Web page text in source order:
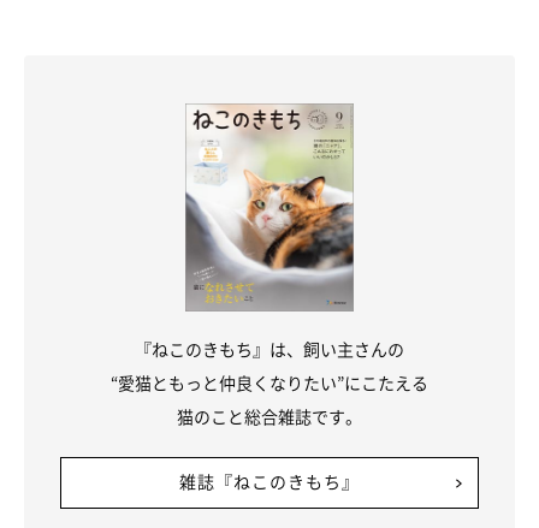
『ねこのきもち』は、飼い主さんの
“愛猫ともっと仲良くなりたい”にこたえる
猫のこと総合雑誌です。
雑誌『ねこのきもち』